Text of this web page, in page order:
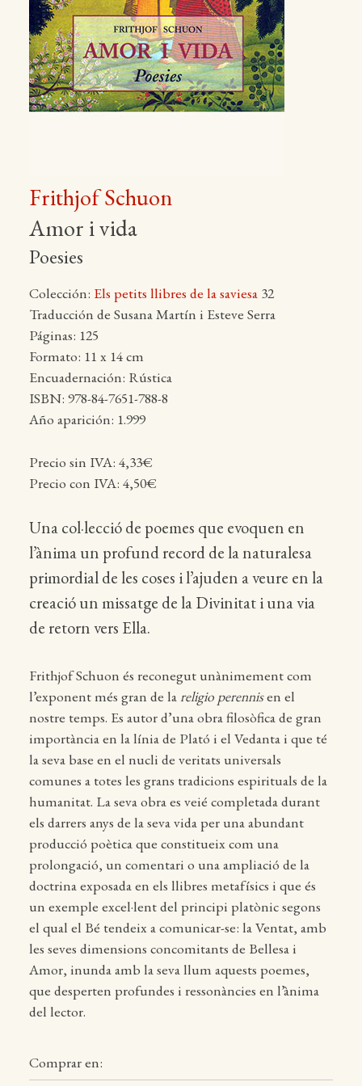
Frithjof Schuon
Amor i vida
Poesies
Colección: Els petits llibres de la saviesa32
Traducción de Susana Martín i Esteve Serra
Páginas: 125
Formato: 11 x 14 cm
Encuadernación: Rústica
ISBN: 978-84-7651-788-8
Año aparición: 1.999
Precio sin IVA: 4,33€
Precio con IVA: 4,50€
Una col·lecció de poemes que evoquen en
l’ànima un profund record de la naturalesa
primordial de les coses i l’ajuden a veure en la
creació un missatge de la Divinitat i una via
de retorn vers Ella.
Frithjof Schuon és reconegut unànimement com
l’exponent més gran de lareligio perennisen el
nostre temps. Es autor d’una obra filosòfica de gran
importància en la línia de Plató i el Vedanta i que té
la seva base en el nucli de veritats universals
comunes a totes les grans tradicions espirituals de la
humanitat. La seva obra es veié completada durant
els darrers anys de la seva vida per una abundant
producció poètica que constitueix com una
prolongació, un comentari o una ampliació de la
doctrina exposada en els llibres metafísics i que és
un exemple excel·lent del principi platònic segons
el qual el Bé tendeix a comunicar-se: la Ventat, amb
les seves dimensions concomitants de Bellesa i
Amor, inunda amb la seva llum aquests poemes,
que desperten profundes i ressonàncies en l’ànima
del lector.
Comprar en: